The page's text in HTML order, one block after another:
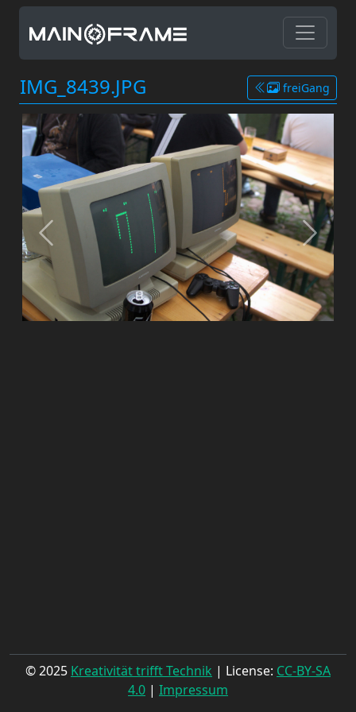
IMG_8439.JPG freiGang
© 2025 Kreativität trifft Technik | License: CC-BY-SA
4.0 | Impressum